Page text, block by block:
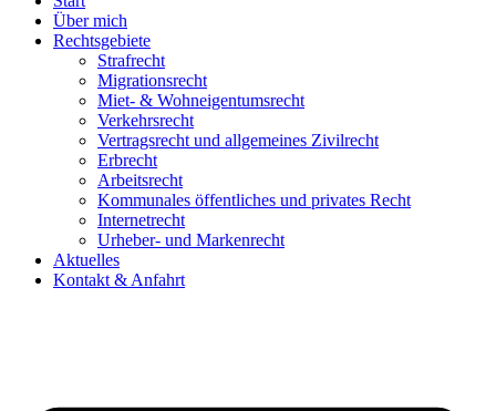
Über mich
Rechtsgebiete
Strafrecht
Migrationsrecht
Miet- & Wohneigentumsrecht
Verkehrsrecht
Vertragsrecht und allgemeines Zivilrecht
Erbrecht
Arbeitsrecht
Kommunales öffentliches und privates Recht
Internetrecht
Urheber- und Markenrecht
Aktuelles
Kontakt & Anfahrt